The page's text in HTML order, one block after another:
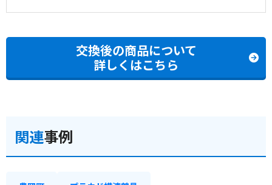
交換後の商品について
詳しくはこちら
関連事例